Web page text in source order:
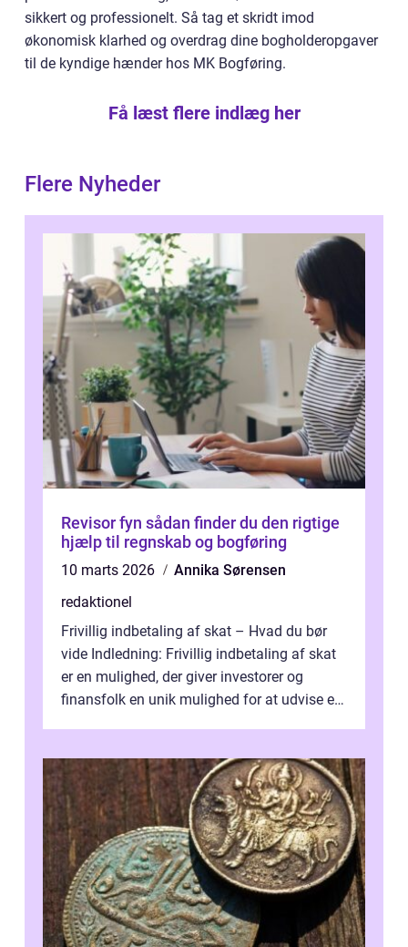
sikkert og professionelt. Så tag et skridt imod
økonomisk klarhed og overdrag dine bogholderopgaver
til de kyndige hænder hos MK Bogføring.
Få læst flere indlæg her
Flere Nyheder
Revisor fyn sådan finder du den rigtige
hjælp til regnskab og bogføring
10 marts 2026
Annika Sørensen
redaktionel
Frivillig indbetaling af skat – Hvad du bør
vide Indledning: Frivillig indbetaling af skat
er en mulighed, der giver investorer og
finansfolk en unik mulighed for at udvise et